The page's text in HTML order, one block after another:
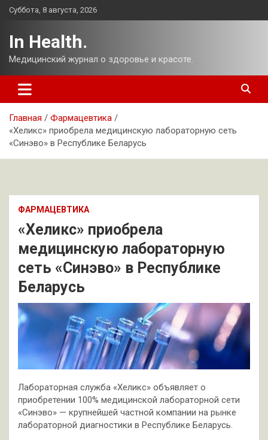
Перейти
Суббота, 8 августа, 2026
In Health.
Медицинский журнал о здоровье и красоте.
Главная
Фармацевтика
«Хеликс» приобрела медицинскую лабораторную сеть
«Синэво» в Республике Беларусь
ФАРМАЦЕВТИКА
«Хеликс» приобрела
медицинскую лабораторную
сеть «Синэво» в Республике
Беларусь
Лабораторная служба «Хеликс» объявляет о
приобретении 100% медицинской лабораторной сети
«Синэво» — крупнейшей частной компании на рынке
лабораторной диагностики в Республике Беларусь.